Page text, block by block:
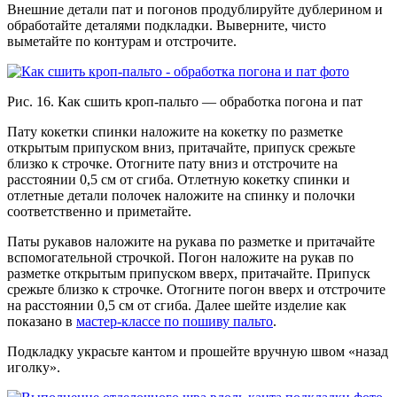
Внешние детали пат и погонов продублируйте дублерином и
обработайте деталями подкладки. Выверните, чисто
выметайте по контурам и отстрочите.
Рис. 16. Как сшить кроп-пальто — обработка погона и пат
Пату кокетки спинки наложите на кокетку по разметке
открытым припуском вниз, притачайте, припуск срежьте
близко к строчке. Отогните пату вниз и отстрочите на
расстоянии 0,5 см от сгиба. Отлетную кокетку спинки и
отлетные детали полочек наложите на спинку и полочки
соответственно и приметайте.
Паты рукавов наложите на рукава по разметке и притачайте
вспомогательной строчкой. Погон наложите на рукав по
разметке открытым припуском вверх, притачайте. Припуск
срежьте близко к строчке. Отогните погон вверх и отстрочите
на расстоянии 0,5 см от сгиба. Далее шейте изделие как
показано в мастер-классе по пошиву пальто.
Подкладку украсьте кантом и прошейте вручную швом «назад
иголку».